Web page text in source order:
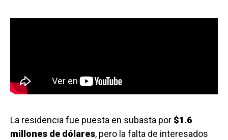
La residencia fue puesta en subasta por $1.6
millones de dólares, pero la falta de interesados